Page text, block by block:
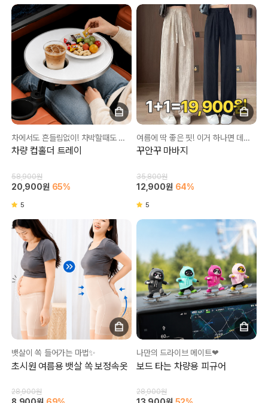
차에서도 흔들림없이! 차박할때도 너무 좋아요❤
차량 컵홀더 트레이
58,900원
20,900원 65%
5
여름에 딱 좋은 핏! 이거 하나면 데일리로 너무 좋아요 ㅎㅎ
꾸안꾸 마바지
35,800원
12,900원 64%
5
뱃살이 쏙 들어가는 마법✨
초시원 여름용 뱃살 쏙 보정속옷
28,900원
나만의 드라이브 메이트❤
보드 타는 차량용 피규어
28,900원